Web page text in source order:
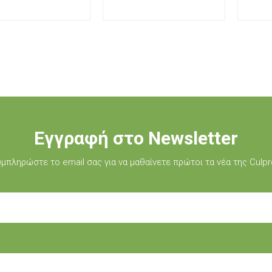
Εγγραφή στο Newsletter
τo email σας για να μαθαίνετε πρώτοι τα νέα της